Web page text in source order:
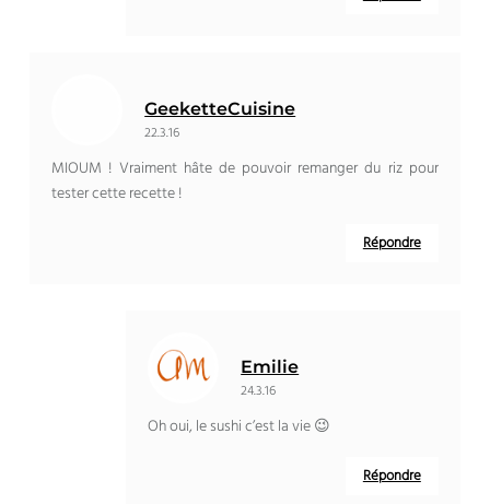
GeeketteCuisine
22.3.16
MIOUM ! Vraiment hâte de pouvoir remanger du riz pour
tester cette recette !
Répondre
Emilie
24.3.16
Oh oui, le sushi c’est la vie 😉
Répondre